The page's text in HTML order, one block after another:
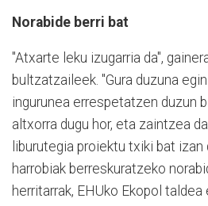
Norabide berri bat
"Atxarte leku izugarria da",
bultzatzaileek. "Gura duzuna
ingurunea errespetatzen duzun
altxorra dugu hor, eta zaintzea
liburutegia proiektu txiki bat
harrobiak berreskuratzeko
herritarrak, EHUko Ekopol